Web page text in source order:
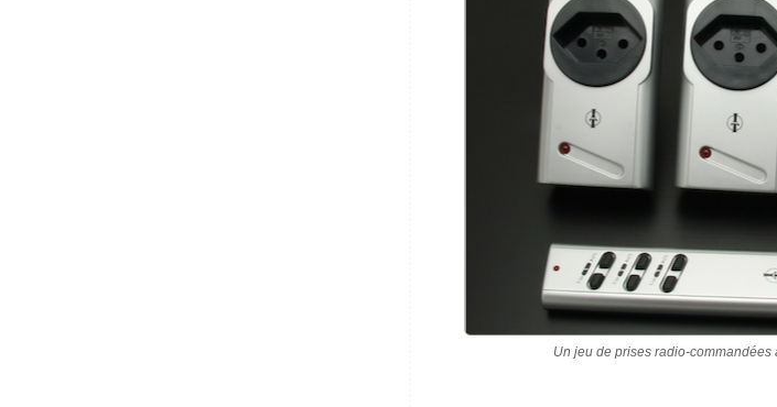
Un jeu de prises radio-